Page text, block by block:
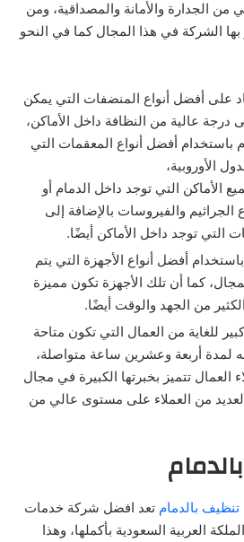
الجدارة والأمانة والمصداقية، ومن
الشركة في هذا المجال كما في النحو
على أفضل أنواع المنضفات التي يمكن
درجة عالية من النظافة داخل الأماكن،
باستخدام أفضل أنواع المعقمات التي
الأوروبية،
الأماكن التي توجد داخل الدمام أو
الجراثيم والفيروسات بالإضافة إلى
التي توجد داخل الأماكن أيضًا.
أفضل أنواع الأجهزة التي يتم
كما أن تلك الأجهزة تكون مميزة
من الجهد والوقت أيضًا.
للغاية من العمال التي تكون متاحة
لمدة أربعة وعشرين ساعة متواصلة،
العمال تتميز بخبرتها الكبيرة في مجال
من العملاء على مستوى عالي من
بالدمام تعد افضل شركة خدمات
العربية السعودية بأكملها، وهذا